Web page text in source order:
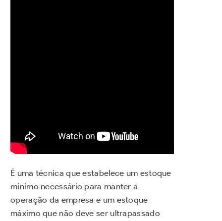
É uma técnica que estabelece um estoque
mínimo necessário para manter a
operação da empresa e um estoque
máximo que não deve ser ultrapassado